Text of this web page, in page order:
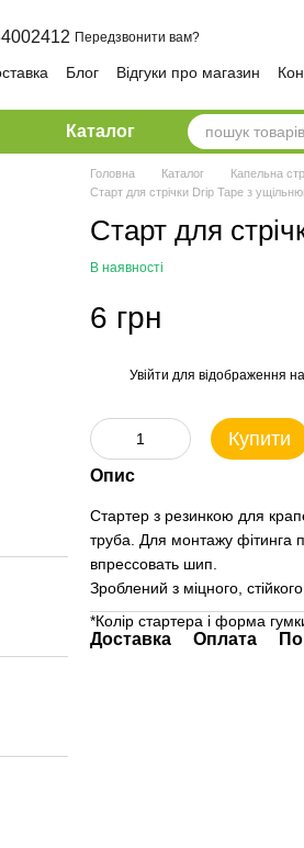
Передзвонити вам?
Блог Відгуки про магазин
Каталог
Головна Каталог Капельна
Старт для стрічки Drip Tape з
Старт для
В наявності
6 грн
Увійти для відображення
Купити
Опис
Стартер з резинкою для
труба. Для монтажу фітинга
впрессовать шип.
Зроблений з міцного,
*Колір стартера і форма
Доставка Оплата